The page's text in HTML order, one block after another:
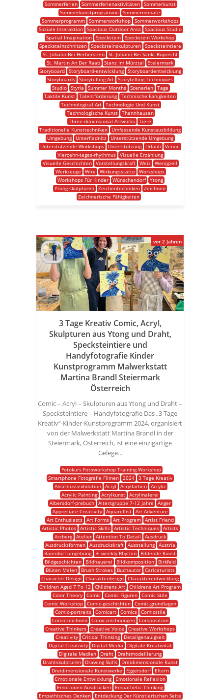
Sommerferien
Sommerferienaktivitäten
Sommerkunst
Sommerkunstprogramme
Sommermonate
Sommerprogramm
Sommerworkshop
Sommerworkshops
Soziale Interaktion
Spacious Outdoor Area
Spacious Studio
Spatial Imagination
Speckstein
Speckstein Workshop
Specksteinschnitzen
Specksteinskulpturen
Specksteintiere
St. Johann Bei Herberstein
St. Johann Bei Sankt Ruprecht
St. Martin An Der Raab Stanz Im Mürztal
Steiermark
Storyboard
Storyboard-entwicklung
Storyboardentwicklung
Storyboards Storytelling Art Storytelling Techniques
Studio
Styria Summer Months Szenarien
Tage
Taktile Kunst Talentförderung Technische Fähigkeiten
Technological Art
Technologie Und Kunst
Technologische Kunst
Thannhausen
Three-dimensional Artworks Tiere
Traditionelle Kunsttechniken
Umfassende Kunstausbildung
Umgebung
Unterfladnitz
Unterstützende Umgebung
Unterstützende Workshops
Unterstützung Urlaub Venue
Vierzehn-tages-rhythmus
Visuelle Erzählung
Visuelle Geschichten Vorstellungskraft Weiz Wenigzell
Werkzeuge
Wire Wirkungsstätte
Workshops
Workshops Für Kinder
Wünschendorf
Ytong
Ytong-skulpturen Zeichentechniken Zeichnen
Zeichnerische Fähigkeiten
3 Tage Kreativ Comic, Acryl,
Skulpturen aus Ytong und Draht,
Specksteintiere und
Handyfotografie Kinder
Kunstprogramm Malwerkstatt
Martina Brandl Steiermark
Österreich
Comic – Acryl – Skulpturen aus Ytong und Draht –
Specksteintiere – Handyfotografie Das „3 Tage
Kreativ“-Kinder-Kunstprogramm 2024, organisiert
von der Malwerkstatt Martina Brandl in der
Steiermark, Österreich, ist eine einzigartige
Gelege...
Fotokurs Fotoworkshop Training Workshop
Smartphone Fotografie Filmen
2024
3 Tage Kreativ
Abschlussexhibition
Acryl Acrylfarben
Acrylic
Acrylic Painting Acrylkunst Acrylmalerei
Albersdorf-prebuch
Altersgruppe 7-12 Jahre
Anger
Appreciate Creativity
Aquarellist
Art Adventure
Art Enthusiasts
Art Forms Art Program
Artist Friend
Artistic Photos Artistic Skills Artistic Techniques Artists
Arzberg
Atelier Attention To Detail
Ausdruck
Ausdrucksformen
Ausdruckskraft Ausstellung
Austria
Baierdorf-umgebung
Bi-weekly Rhythm
Bildende Kunst
Bildgeschichten
Bildhauerei Bildkomposition
Birkfeld
Blüten Malen
Brush Strokes Buchautor
Caricaturists
Character Design Charakterdesign Charakterentwicklung
Children Aged 7 To 12 Childrens Art Childrens Art Program
Color Theory Comic Comic Figuren Comic Stile
Comic Workshop
Comic-geschichten
Comic-grundlagen
Comic-portraits
Comicart Comics
Comicstile
Comiczeichnen
Comiczeichnungen
Composition
Creative Thinkers Creative Voice
Creative Workshops
Creativity
Critical Thinking
Detailgenauigkeit
Digital Creativity
Digital Media
Digitale Kreativität
Digitale Medien
Draht
Drahtmodellierung
Drahtskulpturen
Drawing Skills
Dreidimensionale Kunst
Dreidimensionale Kunstwerke
Eggersdorf
Eltern
Emotionale Entwicklung
Emotionale Reflexion
Emotionen Ausdrücken
Empathetic Thinking
Empathisches Denken
Entdeckung Der Künstlerischen Seite
vor 2 Jahren